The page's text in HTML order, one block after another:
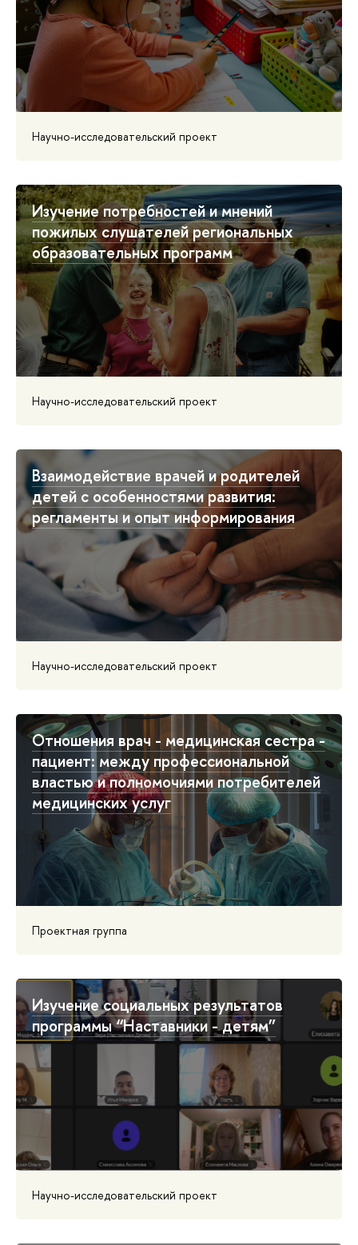
Научно-исследовательский проект
Изучение потребностей и мнений
пожилых слушателей региональных
образовательных программ
Научно-исследовательский проект
Взаимодействие врачей и родителей
детей с особенностями развития:
регламенты и опыт информирования
Научно-исследовательский проект
Отношения врач - медицинская сестра -
пациент: между профессиональной
властью и полномочиями потребителей
медицинских услуг
Проектная группа
Изучение социальных результатов
программы “Наставники - детям”
Научно-исследовательский проект